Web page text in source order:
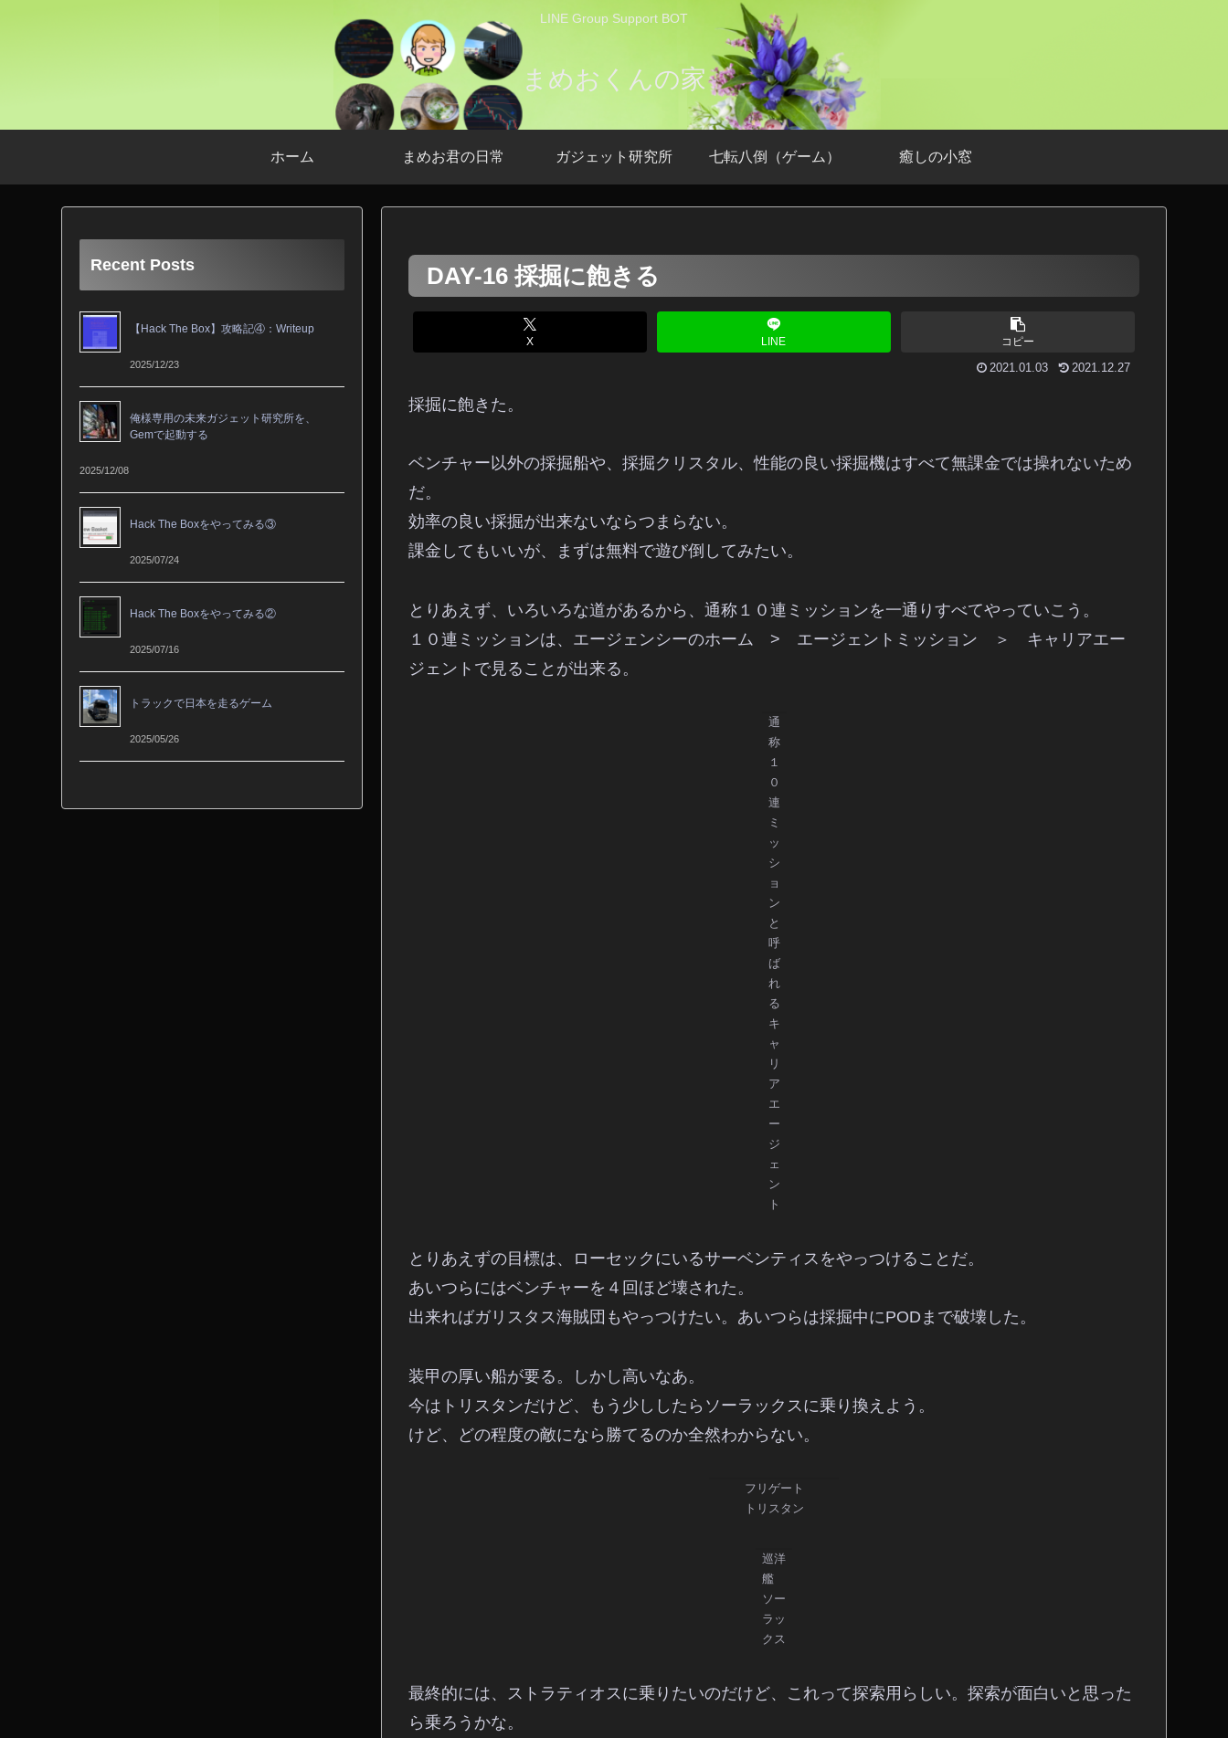
LINE Group Support BOT
まめおくんの家
ホーム まめお君の日常 ガジェット研究所 七転八倒（ゲーム） 癒しの小窓
DAY-16 採掘に飽きる
X LINE コピー
2021.01.03 2021.12.27
採掘に飽きた。
ベンチャー以外の採掘船や、採掘クリスタル、性能の良い採掘機はすべて無課金では操れないため
だ。
効率の良い採掘が出来ないならつまらない。
課金してもいいが、まずは無料で遊び倒してみたい。
とりあえず、いろいろな道があるから、通称１０連ミッションを一通りすべてやっていこう。
１０連ミッションは、エージェンシーのホーム > エージェントミッション ＞ キャリアエー
ジェントで見ることが出来る。
通
称
１
０
連
ミ
ッ
シ
ョ
ン
と
呼
ば
れ
る
キ
ャ
リ
ア
エ
ー
ジ
ェ
ン
ト
とりあえずの目標は、ローセックにいるサーベンティスをやっつけることだ。
あいつらにはベンチャーを４回ほど壊された。
出来ればガリスタス海賊団もやっつけたい。あいつらは採掘中にPODまで破壊した。
装甲の厚い船が要る。しかし高いなあ。
今はトリスタンだけど、もう少ししたらソーラックスに乗り換えよう。
けど、どの程度の敵になら勝てるのか全然わからない。
フリゲート
トリスタン
巡洋
艦
ソー
ラッ
クス
最終的には、ストラティオスに乗りたいのだけど、これって探索用らしい。探索が面白いと思った
ら乗ろうかな。
Recent Posts
【Hack The Box】攻略記④：Writeup
2025/12/23
俺様専用の未来ガジェット研究所を、
Gemで起動する
2025/12/08
Hack The Boxをやってみる③
2025/07/24
Hack The Boxをやってみる②
2025/07/16
トラックで日本を走るゲーム
2025/05/26